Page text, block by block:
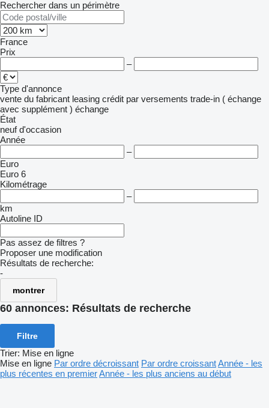
Rechercher dans un périmètre
France
Prix
–
Type d'annonce
vente du fabricant leasing crédit par versements trade-in ( échange
avec supplément ) échange
État
neuf d'occasion
Année
–
Euro
Euro 6
Kilométrage
–
km
Autoline ID
Pas assez de filtres ?
Proposer une modification
Résultats de recherche:
-
montrer
60 annonces: Résultats de recherche
Filtre
Trier: Mise en ligne
Mise en ligne Par ordre décroissant Par ordre croissantAnnée - les
plus récentes en premierAnnée - les plus anciens au début